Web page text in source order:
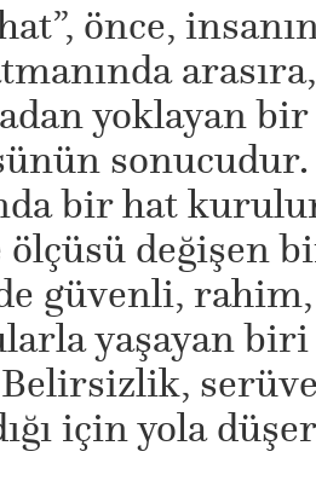
önce,
arasıra,
yoklayan
bir hat
değişen
güvenli,
yaşayan
için yola